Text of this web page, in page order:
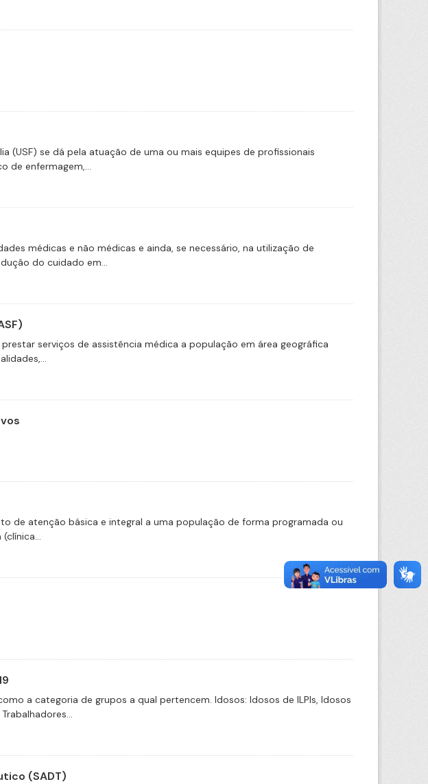
(USF) se dá pela atuação de uma ou mais equipes de profissionais
de enfermagem,...
médicas e não médicas e ainda, se necessário, na utilização de
do cuidado em...
serviços de assistência médica a população em área geográfica
de atenção básica e integral a uma população de forma programada ou
a categoria de grupos a qual pertencem. Idosos: Idosos de ILPIs, Idosos
(SADT)